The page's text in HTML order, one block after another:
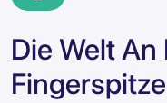
Die Welt An